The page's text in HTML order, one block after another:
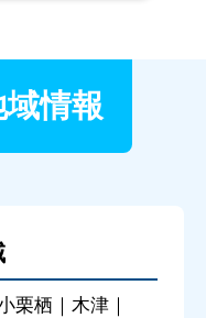
情報
栗栖｜木津｜